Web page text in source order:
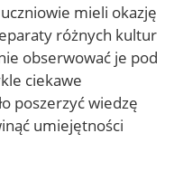
mieli okazję
różnych kultur
obserwować je pod
ciekawe
poszerzyć wiedzę
umiejętności